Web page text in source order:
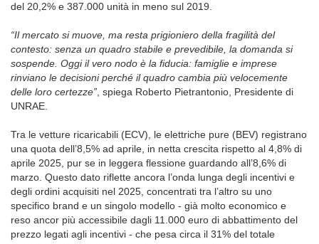
del 20,2% e 387.000 unità in meno sul 2019.
“Il mercato si muove, ma resta prigioniero della fragilità del
contesto: senza un quadro stabile e prevedibile, la domanda si
sospende. Oggi il vero nodo è la fiducia: famiglie e imprese
rinviano le decisioni perché il quadro cambia più velocemente
delle loro certezze” spiega Roberto Pietrantonio, Presidente di
UNRAE.
Tra le vetture ricaricabili (ECV), le elettriche pure (BEV) registrano
una quota dell’8,5% ad aprile, in netta crescita rispetto al 4,8% di
aprile 2025, pur se in leggera flessione guardando all’8,6% di
marzo. Questo dato riflette ancora l’onda lunga degli incentivi e
degli ordini acquisiti nel 2025, concentrati tra l’altro su uno
specifico brand e un singolo modello - già molto economico e
reso ancor più accessibile dagli 11.000 euro di abbattimento del
prezzo legati agli incentivi - che pesa circa il 31% del totale